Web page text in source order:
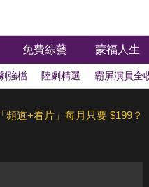
免費綜藝 蒙福人生
強檔 陸劇精選 霸屏演員全
「頻道+看片」每月只要 $199？